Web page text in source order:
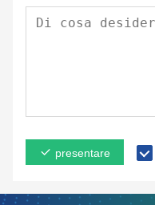
presentare